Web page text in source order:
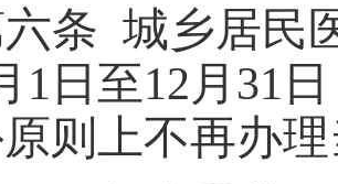
条 城乡居民
1 日至12 月 31
原则上不再办